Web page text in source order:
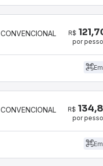
CONVENCIONAL R$
por
CONVENCIONAL R$
por